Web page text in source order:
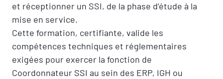
et réceptionner un SSI, de la phase d’étude à la
mise en service.
Cette formation, certifiante, valide les
compétences techniques et réglementaires
exigées pour exercer la fonction de
Coordonnateur SSI au sein des ERP, IGH ou